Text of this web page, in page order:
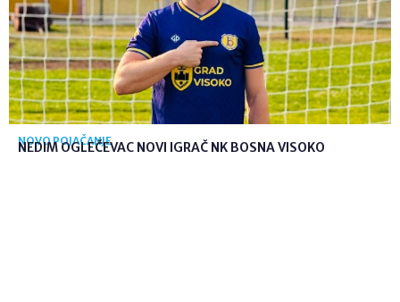
NOVO POJAČANJE
NEDIM OGLEČEVAC NOVI IGRAČ NK BOSNA VISOKO